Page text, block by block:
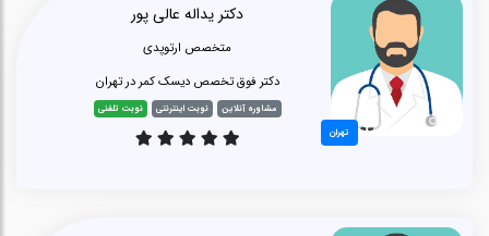
تهران
دکتر یداله عالی پور
متخصص ارتوپدی
دکتر فوق تخصص دیسک کمر در تهران
مشاوره آنلاین نوبت اینترنتی نوبت تلفنی